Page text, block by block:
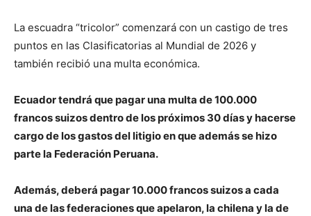
La escuadra “tricolor” comenzará con un castigo de tres
puntos en las Clasificatorias al Mundial de 2026 y
también recibió una multa económica.
Ecuador tendrá que pagar una multa de 100.000
francos suizos dentro de los próximos 30 días y hacerse
cargo de los gastos del litigio en que además se hizo
parte la Federación Peruana.
Además, deberá pagar 10.000 francos suizos a cada
una de las federaciones que apelaron, la chilena y la de